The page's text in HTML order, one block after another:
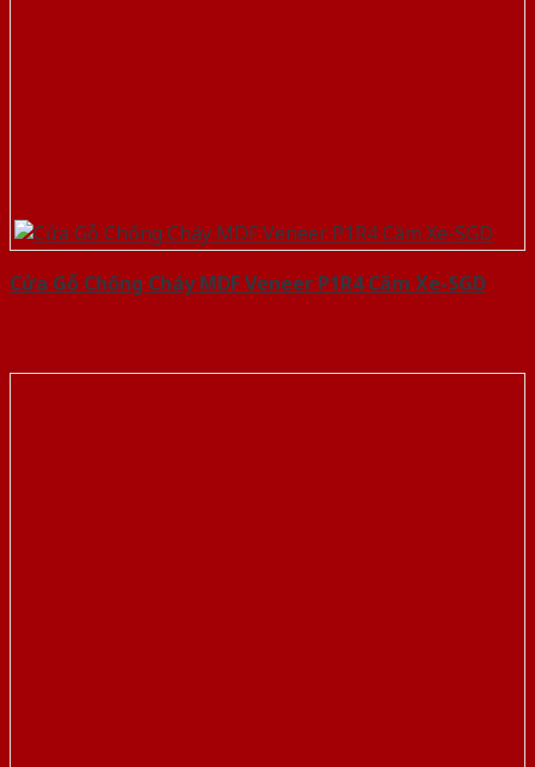
Cửa Gỗ Chống Cháy MDF Veneer P1R4 Căm Xe-SGD